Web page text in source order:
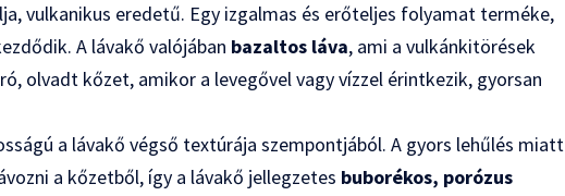
vulkanikus eredetű. Egy izgalmas és erőteljes folyamat terméke,
A lávakő valójában bazaltos láva, ami a vulkánkitörések
olvadt kőzet, amikor a levegővel vagy vízzel érintkezik, gyorsan
a lávakő végső textúrája szempontjából. A gyors lehűlés miatt
a kőzetből, így a lávakő jellegzetes buborékos, porózus